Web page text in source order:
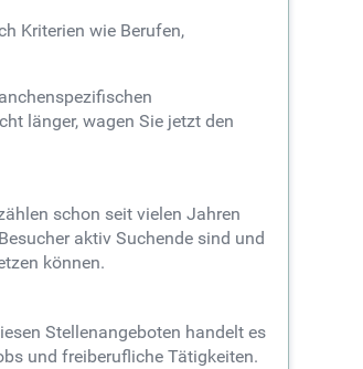
Kriterien wie Berufen,
länger, wagen Sie jetzt den
schon seit vielen Jahren
aktiv Suchende sind und
können.
Stellenangeboten handelt es
und freiberufliche Tätigkeiten.